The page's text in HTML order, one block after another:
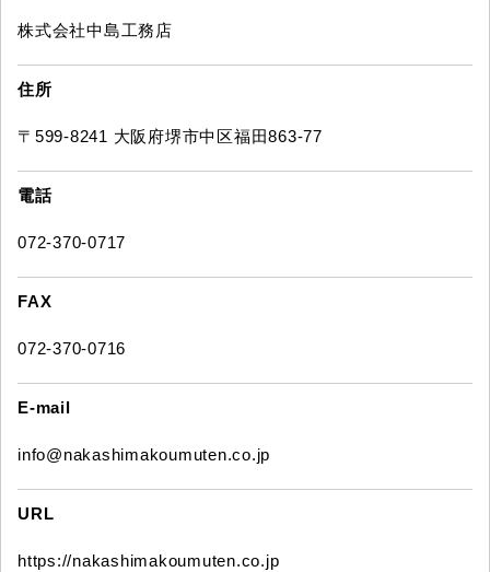
株式会社中島工務店
住所
〒599-8241 大阪府堺市中区福田863-77
電話
072-370-0717
FAX
072-370-0716
E-mail
info@nakashimakoumuten.co.jp
URL
https://nakashimakoumuten.co.jp